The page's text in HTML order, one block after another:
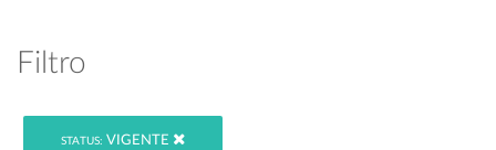
Filtro
STATUS: VIGENTE